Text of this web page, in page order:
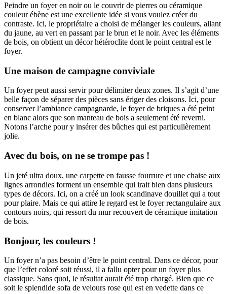
Peindre un foyer en noir ou le couvrir de pierres ou céramique
couleur ébène est une excellente idée si vous voulez créer du
contraste. Ici, le propriétaire a choisi de mélanger les couleurs, allant
du jaune, au vert en passant par le brun et le noir. Avec les éléments
de bois, on obtient un décor hétéroclite dont le point central est le
foyer.
Une maison de campagne conviviale
Un foyer peut aussi servir pour délimiter deux zones. Il s’agit d’une
belle façon de séparer des pièces sans ériger des cloisons. Ici, pour
conserver l’ambiance campagnarde, le foyer de briques a été peint
en blanc alors que son manteau de bois a seulement été reverni.
Notons l’arche pour y insérer des bûches qui est particulièrement
jolie.
Avec du bois, on ne se trompe pas !
Un jeté ultra doux, une carpette en fausse fourrure et une chaise aux
lignes arrondies forment un ensemble qui irait bien dans plusieurs
types de décors. Ici, on a créé un look scandinave douillet qui a tout
pour plaire. Mais ce qui attire le regard est le foyer rectangulaire aux
contours noirs, qui ressort du mur recouvert de céramique imitation
de bois.
Bonjour, les couleurs !
Un foyer n’a pas besoin d’être le point central. Dans ce décor, pour
que l’effet coloré soit réussi, il a fallu opter pour un foyer plus
classique. Sans quoi, le résultat aurait été trop chargé. Bien que ce
soit le splendide sofa de velours rose qui est en vedette dans ce